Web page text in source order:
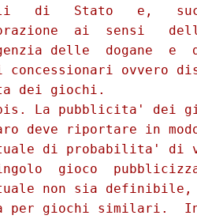
di   Stato   e,
ai  sensi
delle  dogane  e
concessionari ovvero
dei giochi.
La pubblicita' dei
deve riportare in
di probabilita' di
gioco
non sia
per giochi similari.